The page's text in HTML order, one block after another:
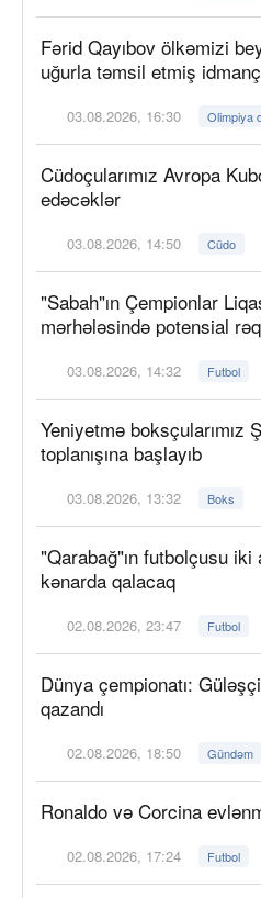
Fərid Qayıbov ölkəmizi
uğurla təmsil etmiş
03.08.2026, 16:30 Olimpiya
Cüdoçularımız Avropa
edəcəklər
03.08.2026, 14:50 Cüdo
"Sabah"ın Çempionlar
mərhələsində potensial
03.08.2026, 14:32 Futbol
Yeniyetmə boksçularımız
toplanışına başlayıb
03.08.2026, 13:32 Boks
"Qarabağ"ın futbolçusu
kənarda qalacaq
02.08.2026, 23:47 Futbol
Dünya çempionatı:
qazandı
02.08.2026, 18:50 Gündəm
Ronaldo və Corcina
02.08.2026, 17:24 Futbol